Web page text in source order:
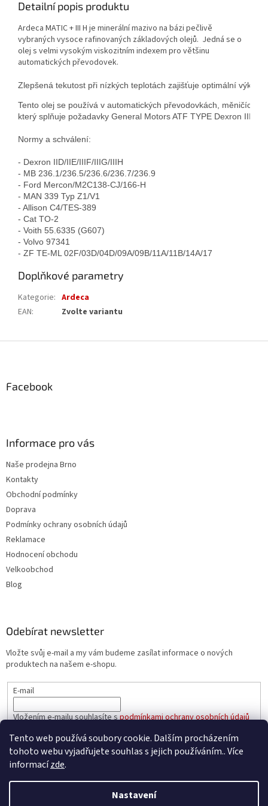
Tento web používá soubory cookie. Dalším procházením
tohoto webu vyjadřujete souhlas s jejich používáním.. Více
informacízde.
Nastavení
Detailní popis produktu
Ardeca MATIC + III H je minerální mazivo na bázi pečlivě
vybraných vysoce rafinovaných základových olejů. Jedná se o
olej s velmi vysokým viskozitním indexem pro většinu
automatických převodovek.
Zlepšená tekutost při nízkých teplotách zajišťuje optimální výkon
Tento olej se používá v automatických převodovkách, měničích
který splňuje požadavky General Motors ATF TYPE Dexron III
Normy a schválení:
- Dexron IID/IIE/IIIF/IIIG/IIIH
- MB 236.1/236.5/236.6/236.7/236.9
- Ford Mercon/M2C138-CJ/166-H
- MAN 339 Typ Z1/V1
- Allison C4/TES-389
- Cat TO-2
- Voith 55.6335 (G607)
- Volvo 97341
- ZF TE-ML 02F/03D/04D/09A/09B/11A/11B/14A/17
Doplňkové parametry
Kategorie: Ardeca
EAN: Zvolte variantu
Facebook
Informace pro vás
Naše prodejna Brno
Kontakty
Obchodní podmínky
Doprava
Podmínky ochrany osobních údajů
Reklamace
Hodnocení obchodu
Velkoobchod
Blog
Odebírat newsletter
Vložte svůj e-mail a my vám budeme zasílat informace o nových
produktech na našem e-shopu.
E-mail
Vložením e-mailu souhlasíte spodmínkami ochrany osobních údajů
PŘIHLÁSIT SE
Vytvořil Shoptet